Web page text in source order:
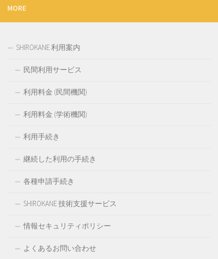
MORE
SHIROKANE 利用案内
民間利用サービス
利用料金 (民間機関)
利用料金 (学術機関)
利用手続き
継続した利用の手続き
各種申請手続き
SHIROKANE 技術支援サービス
情報セキュリティポリシー
よくあるお問い合わせ